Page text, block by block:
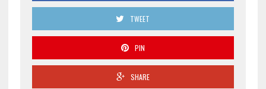
TWEET
PIN
SHARE